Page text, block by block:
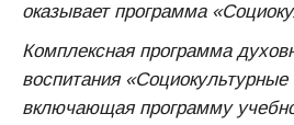
оказывает программа
Комплексная программа
воспитания «Социокультурные
включающая программу